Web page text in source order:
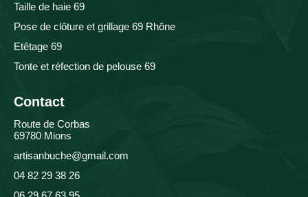
Taille de haie 69
Pose de clôture et grillage 69 Rhône
Etêtage 69
Tonte et réfection de pelouse 69
Contact
Route de Corbas
69780 Mions
artisanbuche@gmail.com
04 82 29 38 26